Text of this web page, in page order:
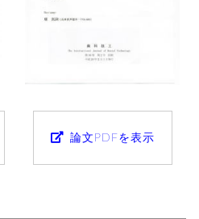
論文PDFを表示